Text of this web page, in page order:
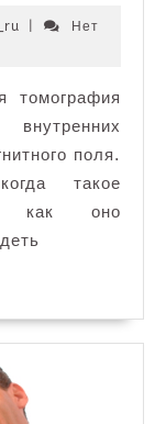
lpvarvara_ru
Нет
томография
поля.
такое
как оно